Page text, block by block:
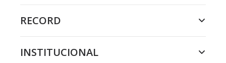
RECORD
INSTITUCIONAL